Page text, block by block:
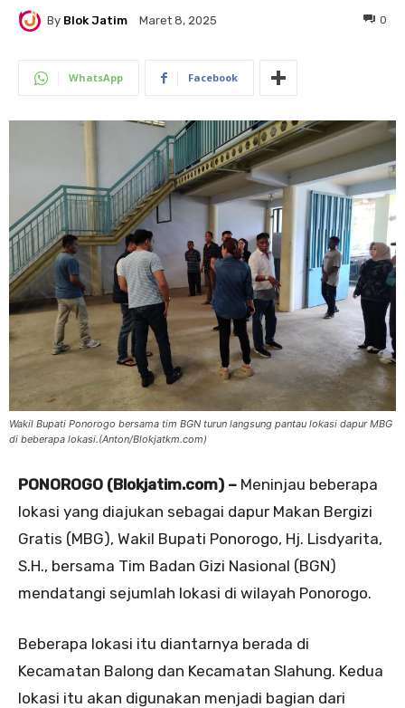
By Blok Jatim Maret 8, 2025 0
WhatsApp Facebook
Wakil Bupati Ponorogo bersama tim BGN turun langsung pantau lokasi dapur MBG
di beberapa lokasi.(Anton/Blokjatkm.com)
PONOROGO (Blokjatim.com) – Meninjau beberapa
lokasi yang diajukan sebagai dapur Makan Bergizi
Gratis (MBG), Wakil Bupati Ponorogo, Hj. Lisdyarita,
S.H., bersama Tim Badan Gizi Nasional (BGN)
mendatangi sejumlah lokasi di wilayah Ponorogo.
Beberapa lokasi itu diantarnya berada di
Kecamatan Balong dan Kecamatan Slahung. Kedua
lokasi itu akan digunakan menjadi bagian dari